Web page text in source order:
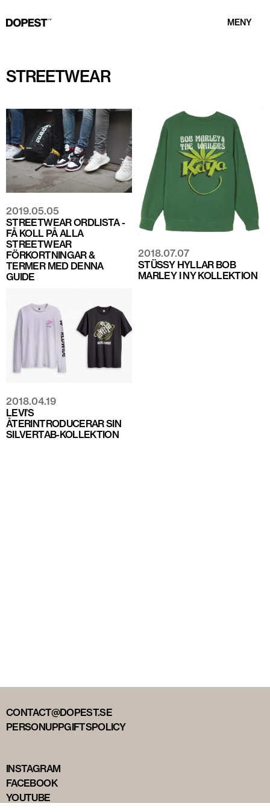
MENY
STREETWEAR
2019.05.05
STREETWEAR ORDLISTA -
FÅ KOLL PÅ ALLA
STREETWEAR
FÖRKORTNINGAR &
TERMER MED DENNA
GUIDE
2018.07.07
STÜSSY HYLLAR BOB
MARLEY I NY KOLLEKTION
2018.04.19
LEVI’S
ÅTERINTRODUCERAR SIN
SILVERTAB-KOLLEKTION
CONTACT@DOPEST.SE
PERSONUPPGIFTSPOLICY
INSTAGRAM
FACEBOOK
YOUTUBE